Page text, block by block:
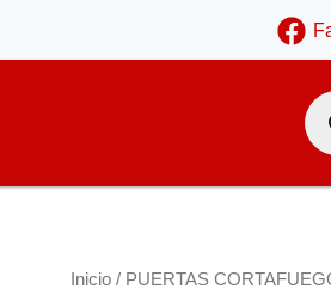
B
ú
s
e
e
p
Inicio / PUERTAS